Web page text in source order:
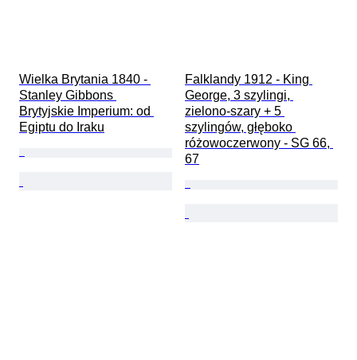
Wielka Brytania 1840 -
Stanley Gibbons
Brytyjskie Imperium: od
Egiptu do Iraku
Falklandy 1912 - King
George, 3 szylingi,
zielono-szary + 5
szylingów, głęboko
różowoczerwony - SG 66,
67